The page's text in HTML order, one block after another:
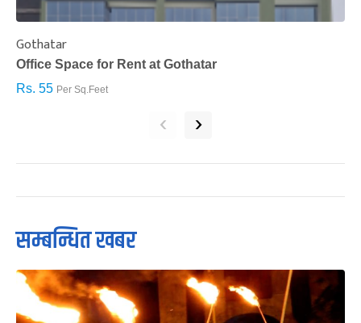
Gothatar
Office Space for Rent at Gothatar
Rs. 55 Per Sq.Feet
‹ ›
सम्बन्धित खबर